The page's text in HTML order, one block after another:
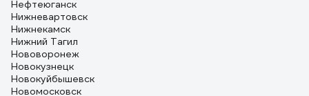
Нефтеюганск
Нижневартовск
Нижнекамск
Нижний Тагил
Нововоронеж
Новокузнецк
Новокуйбышевск
Новомосковск